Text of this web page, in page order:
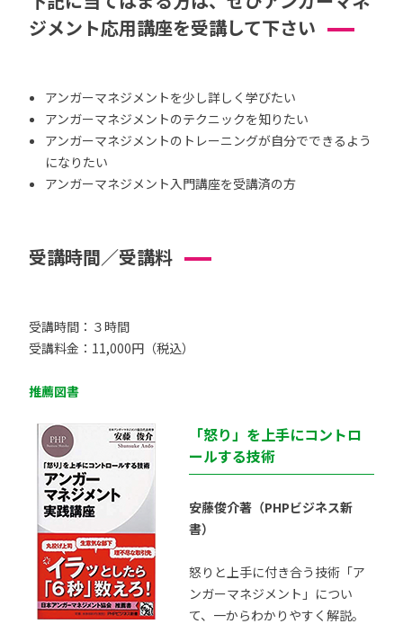
ジメント応用講座を受講して下さい
アンガーマネジメントを少し詳しく学びたい
アンガーマネジメントのテクニックを知りたい
アンガーマネジメントのトレーニングが自分でできるよう
になりたい
アンガーマネジメント入門講座を受講済の方
受講時間／受講料
受講時間：３時間
受講料金：11,000円（税込）
推薦図書
「怒り」を上手にコントロ
ールする技術
安藤俊介著（PHPビジネス新
書）
怒りと上手に付き合う技術「ア
ンガーマネジメント」につい
て、一からわかりやすく解説。